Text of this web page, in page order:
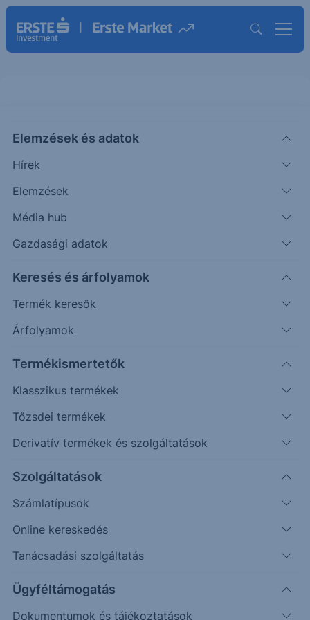
Elemzések és adatok
Hírek
Elemzések
Média hub
Gazdasági adatok
Keresés és árfolyamok
Termék keresők
Árfolyamok
Termékismertetők
Klasszikus termékek
Tőzsdei termékek
Derivatív termékek és szolgáltatások
Szolgáltatások
Számlatípusok
Online kereskedés
Tanácsadási szolgáltatás
Ügyféltámogatás
Dokumentumok és tájékoztatások
EBBUXTL09(BÉT)
Erste BUX Turbo Long 09
HUF
Időpont: -
Előző záró:
111 (26.08.07.)
Certifikát kereső
Árfolyamértesítő rögzítése
További információk kérése
Erste Market Pro belépés